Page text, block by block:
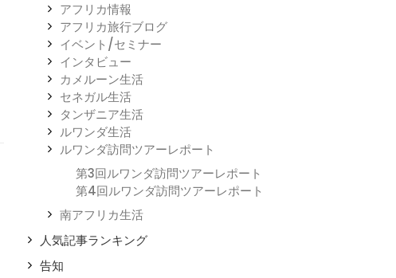
アフリカ情報
アフリカ旅行ブログ
イベント/セミナー
インタビュー
カメルーン生活
セネガル生活
タンザニア生活
ルワンダ生活
ルワンダ訪問ツアーレポート
第3回ルワンダ訪問ツアーレポート
第4回ルワンダ訪問ツアーレポート
南アフリカ生活
人気記事ランキング
告知